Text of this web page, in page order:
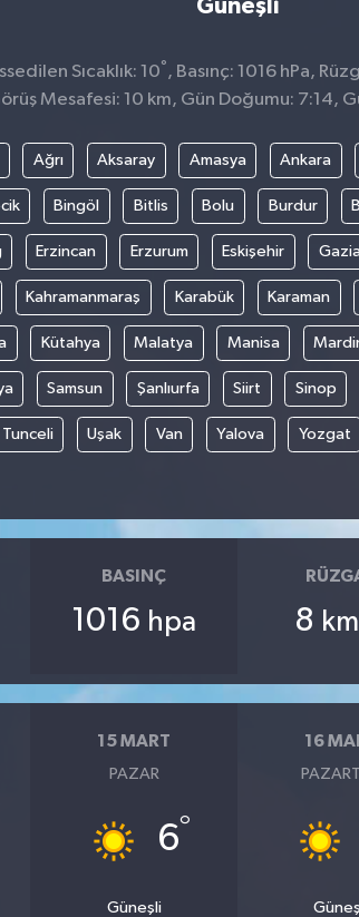
Güneşli
Sıcaklık: 10° , Basınç: 1016 hPa,
Mesafesi: 10 km, Gün Doğumu: 7:14,
Ağrı Aksaray Amasya Ankara
Bingöl Bitlis Bolu Burdur
Erzincan Erzurum Eskişehir
Kahramanmaraş Karabük Karaman
Kütahya Malatya Manisa
Samsun Şanlıurfa Siirt Sinop
Tunceli Uşak Van Yalova Yozgat
BASINÇ
1016 hpa 8
15 MART
PAZAR
6°
Güneşli
16